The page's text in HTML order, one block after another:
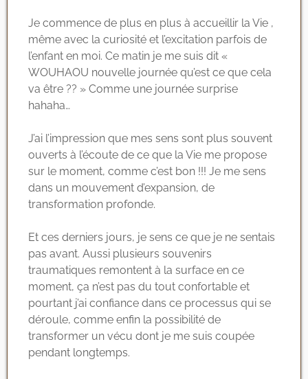
Je commence de plus en plus à accueillir la Vie ,
même avec la curiosité et l’excitation parfois de
l’enfant en moi. Ce matin je me suis dit «
WOUHAOU nouvelle journée qu’est ce que cela
va être ?? » Comme une journée surprise
hahaha…
J’ai l’impression que mes sens sont plus souvent
ouverts à l’écoute de ce que la Vie me propose
sur le moment, comme c’est bon !!! Je me sens
dans un mouvement d’expansion, de
transformation profonde.
Et ces derniers jours, je sens ce que je ne sentais
pas avant. Aussi plusieurs souvenirs
traumatiques remontent à la surface en ce
moment, ça n’est pas du tout confortable et
pourtant j’ai confiance dans ce processus qui se
déroule, comme enfin la possibilité de
transformer un vécu dont je me suis coupée
pendant longtemps.